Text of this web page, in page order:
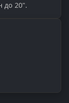
до 20".